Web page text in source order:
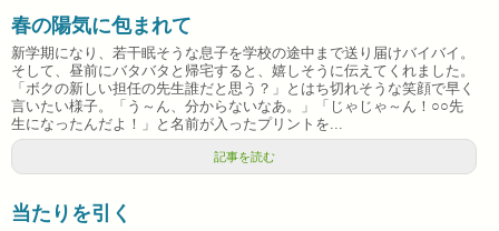
春の陽気に包まれて
新学期になり、若干眠そうな息子を学校の途中まで送り届けバイバイ。
そして、昼前にバタバタと帰宅すると、嬉しそうに伝えてくれました。
「ボクの新しい担任の先生誰だと思う？」とはち切れそうな笑顔で早く
言いたい様子。「う～ん、分からないなあ。」「じゃじゃ～ん！○○先
生になったんだよ！」と名前が入ったプリントを...
記事を読む
当たりを引く